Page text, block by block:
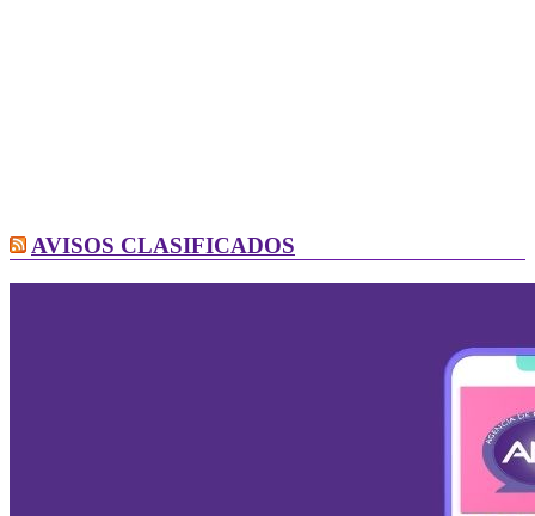
AVISOS CLASIFICADOS